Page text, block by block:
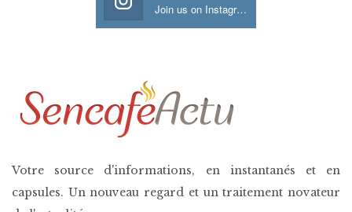
Join us on Instagram
Votre source d'informations, en instantanés et en
capsules. Un nouveau regard et un traitement novateur